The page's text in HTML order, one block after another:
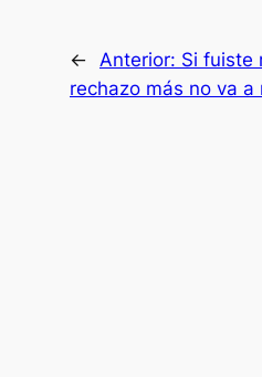
← Anterior: Si fuiste
rechazo más no va